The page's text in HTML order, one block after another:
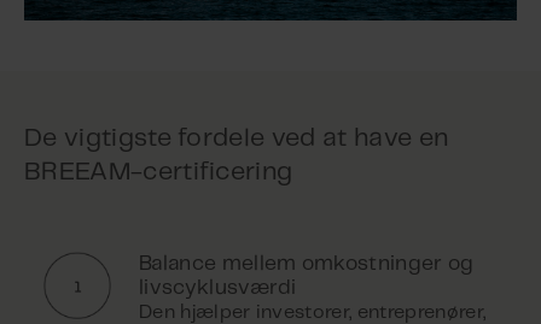
De vigtigste fordele ved at have en
BREEAM-certificering
Balance mellem omkostninger og
livscyklusværdi
Den hjælper investorer, entreprenører,